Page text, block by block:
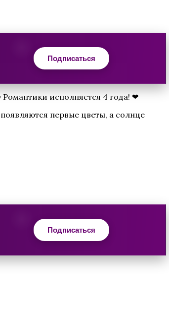
Подписаться
исполняется 4 года! ❤
первые цветы, а солнце
Подписаться